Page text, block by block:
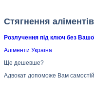
Стягнення аліментів
Розлучення під ключ без
Аліменти Україна
Ще дешевше?
Адвокат допоможе Вам